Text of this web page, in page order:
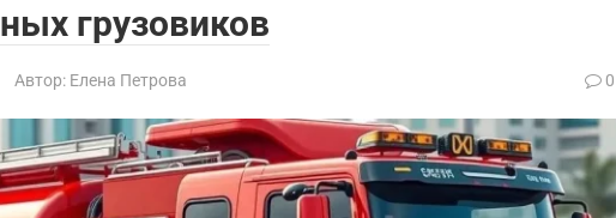
грузовиков
Автор: Елена Петрова 0